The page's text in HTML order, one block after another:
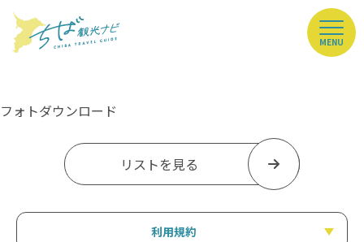
MENU
フォトダウンロード
リストを見る
利用規約